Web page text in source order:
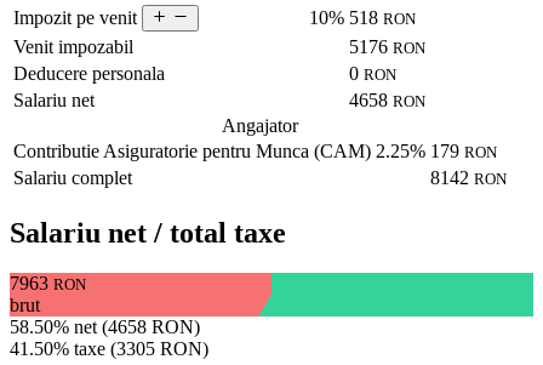
Impozit pe venit 10% 518 RON
Venit impozabil 5176 RON
Deducere personala 0 RON
Salariu net 4658 RON
Angajator
Contributie Asiguratorie pentru Munca (CAM) 2.25% 179 RON
Salariu complet 8142 RON
Salariu net / total taxe
7963 RON
brut
58.50% net (4658 RON)
41.50% taxe (3305 RON)